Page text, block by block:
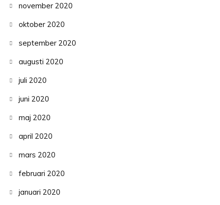
november 2020
oktober 2020
september 2020
augusti 2020
juli 2020
juni 2020
maj 2020
april 2020
mars 2020
februari 2020
januari 2020